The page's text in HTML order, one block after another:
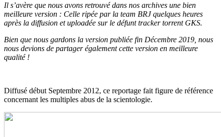
Il s’avère que nous avons retrouvé dans nos archives une bien
meilleure version : Celle ripée par la team BRJ quelques heures
après la diffusion et uploadée sur le défunt tracker torrent GKS.
Bien que nous gardons la version publiée fin Décembre 2019, nous
nous devions de partager également cette version en meilleure
qualité !
Diffusé début Septembre 2012, ce reportage fait figure de référence
concernant les multiples abus de la scientologie.